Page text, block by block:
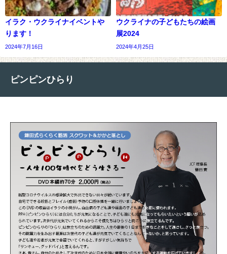
イラク・ウクライナイベントや
ります！
2024年7月16日
ウクライナの子どもたちの絵画
展2024
2024年4月25日
ピンピンひらり